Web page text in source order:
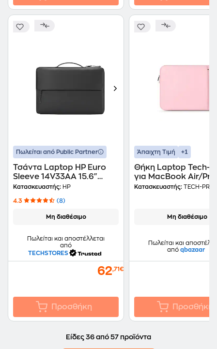
Πωλείται από Public Partner
Τσάντα Laptop HP Euro
Sleeve 14V33AA 15.6"
Αδιάβροχη - Μαύρο
Κατασκευαστής: HP
4.3 (8)
Μη διαθέσιμο
Πωλείται και αποστέλλεται
από
TECHSTORES
62,71€
Προσθήκη
Άπαιχτη Τιμή +1
Θήκη Laptop Tech-
για MacBook Air/Pro
Ροζ
Κατασκευαστής: TECH-
Μη διαθέσιμο
Πωλείται και
από qbazaar
Προσθήκη
Είδες 36 από 57 προϊόντα